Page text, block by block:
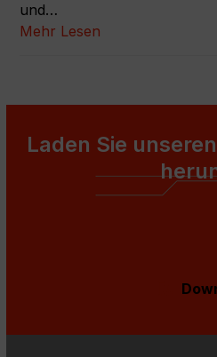
und…
Mehr Lesen
Laden Sie